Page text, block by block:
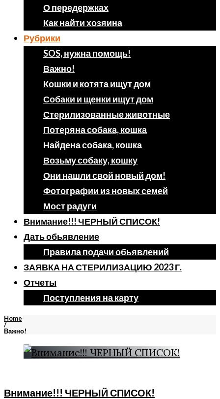
О передержках
Как найти хозяина
Рубрики
SOS, нужна помощь!
Важно!
Кошки и котята ищут дом
Собаки и щенки ищут дом
Стерилизованные животные
Потеряна собака, кошка
Найдена собака, кошка
Возьму собаку, кошку
Они нашли свой новый дом!
Фотографии из новых семей
Мост радуги
Внимание!!! ЧЕРНЫЙ СПИСОК!
Дать обьявление
Правила подачи обьявлений
ЗАЯВКА НА СТЕРИЛИЗАЦИЮ 2023 Г.
Отчеты
Поступления на карту
Home
/
Важно!
Рубрика:
Важно!
Внимание!!! ЧЕРНЫЙ СПИСОК!